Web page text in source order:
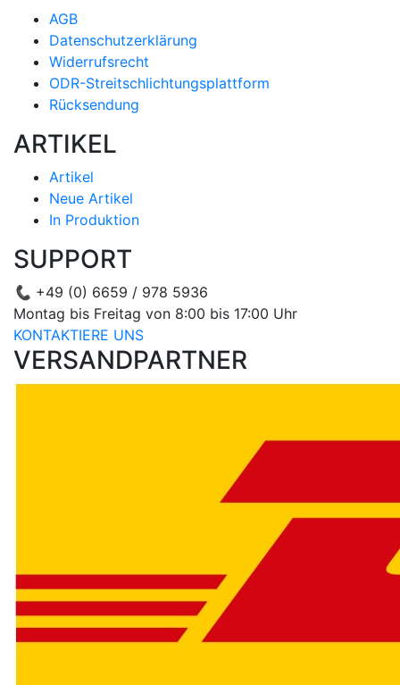
AGB
Datenschutzerklärung
Widerrufsrecht
ODR-Streitschlichtungsplattform
Rücksendung
ARTIKEL
Artikel
Neue Artikel
In Produktion
SUPPORT
📞 +49 (0) 6659 / 978 5936
Montag bis Freitag von 8:00 bis 17:00 Uhr
KONTAKTIERE UNS
VERSANDPARTNER